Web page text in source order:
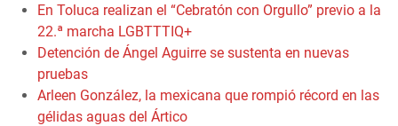
En Toluca realizan el “Cebratón con Orgullo” previo a la
22.ª marcha LGBTTTIQ+
Detención de Ángel Aguirre se sustenta en nuevas
pruebas
Arleen González, la mexicana que rompió récord en las
gélidas aguas del Ártico